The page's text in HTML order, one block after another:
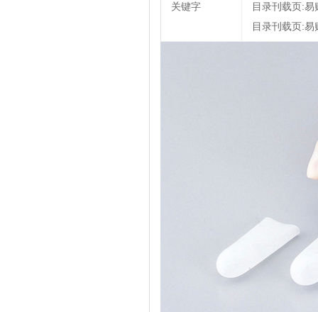
关键字
目录刊载页:
目录刊载页: